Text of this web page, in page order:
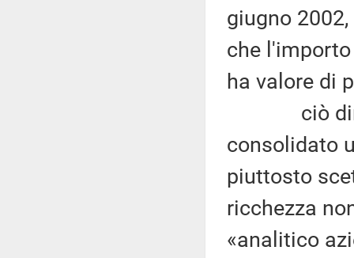
giugno
che
ha valore di
ciò
consolidato
piuttosto
ricchezza
«analitico